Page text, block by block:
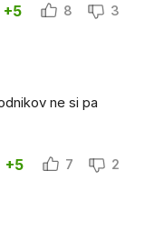
+5 8 3
ne si pa
+5 7 2